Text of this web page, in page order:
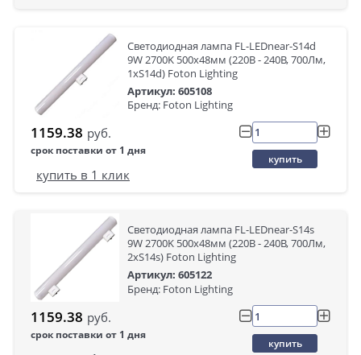
Светодиодная лампа FL-LEDnear-S14d
9W 2700K 500x48мм (220В - 240В, 700Лм,
1xS14d) Foton Lighting
Артикул: 605108
Бренд: Foton Lighting
1159.38 руб.
срок поставки от 1 дня
купить
купить в 1 клик
Светодиодная лампа FL-LEDnear-S14s
9W 2700K 500x48мм (220В - 240В, 700Лм,
2xS14s) Foton Lighting
Артикул: 605122
Бренд: Foton Lighting
1159.38 руб.
срок поставки от 1 дня
купить